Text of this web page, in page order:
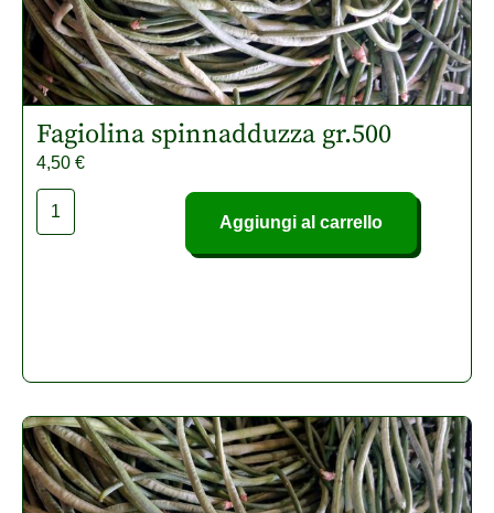
Fagiolina spinnadduzza gr.500
4,50 €
Aggiungi al carrello